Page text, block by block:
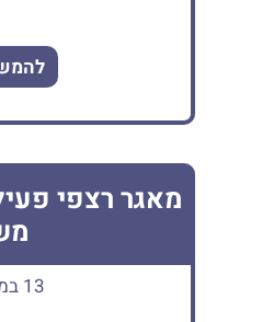
מאגר רצפי
13 במרץ 2022